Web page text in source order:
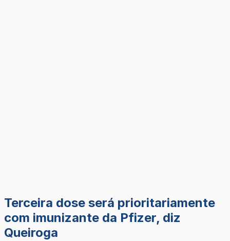
Terceira dose será prioritariamente
com imunizante da Pfizer, diz
Queiroga